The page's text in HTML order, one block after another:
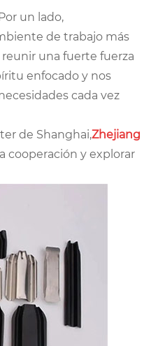
un lado,
de trabajo más
una fuerte fuerza
enfocado y nos
cada vez
de Shanghai,Zhejiang
cooperación y explorar